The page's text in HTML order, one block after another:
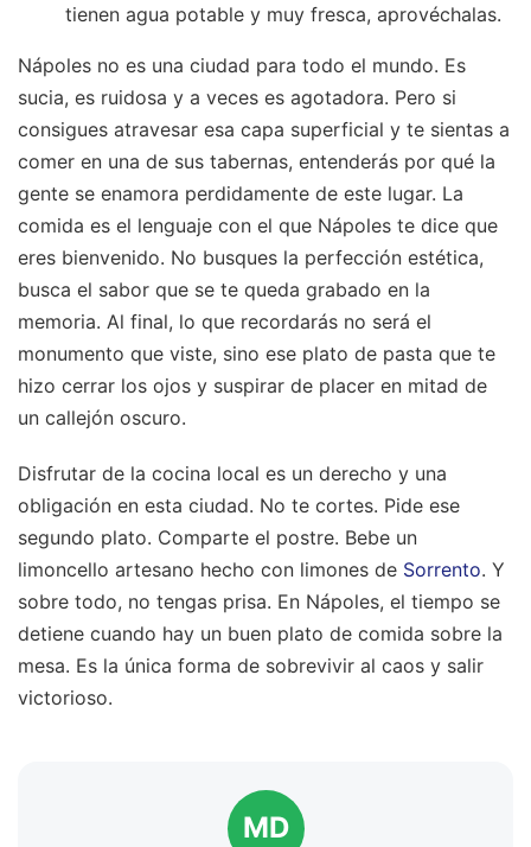
tienen agua potable y muy fresca, aprovéchalas.
Nápoles no es una ciudad para todo el mundo. Es
sucia, es ruidosa y a veces es agotadora. Pero si
consigues atravesar esa capa superficial y te sientas a
comer en una de sus tabernas, entenderás por qué la
gente se enamora perdidamente de este lugar. La
comida es el lenguaje con el que Nápoles te dice que
eres bienvenido. No busques la perfección estética,
busca el sabor que se te queda grabado en la
memoria. Al final, lo que recordarás no será el
monumento que viste, sino ese plato de pasta que te
hizo cerrar los ojos y suspirar de placer en mitad de
un callejón oscuro.
Disfrutar de la cocina local es un derecho y una
obligación en esta ciudad. No te cortes. Pide ese
segundo plato. Comparte el postre. Bebe un
limoncello artesano hecho con limones de Sorrento. Y
sobre todo, no tengas prisa. En Nápoles, el tiempo se
detiene cuando hay un buen plato de comida sobre la
mesa. Es la única forma de sobrevivir al caos y salir
victorioso.
MD